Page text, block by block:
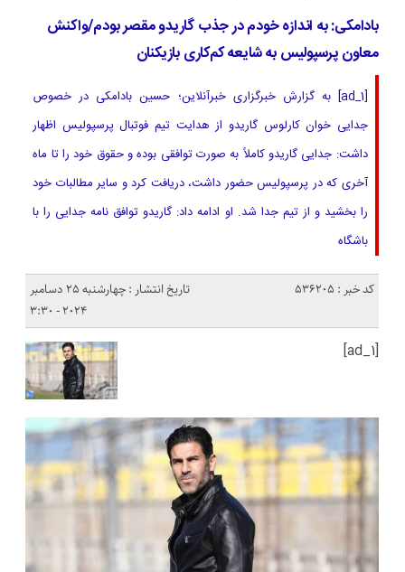
بادامکی: به اندازه خودم در جذب گاریدو مقصر بودم/واکنش
معاون پرسپولیس به شایعه کم‌کاری بازیکنان
[ad_1] به گزارش خبرگزاری خبرآنلاین؛ حسین بادامکی در خصوص
جدایی خوان کارلوس گاریدو از هدایت تیم فوتبال پرسپولیس اظهار
داشت: جدایی گاریدو کاملاً به صورت توافقی بوده و حقوق خود را تا ماه
آخری که در پرسپولیس حضور داشت، دریافت کرد و سایر مطالبات خود
را بخشید و از تیم جدا شد. او ادامه داد: گاریدو توافق نامه جدایی را با
باشگاه
کد خبر : 536205
تاریخ انتشار : چهارشنبه 25 دسامبر
2024 - 3:30
[ad_1]